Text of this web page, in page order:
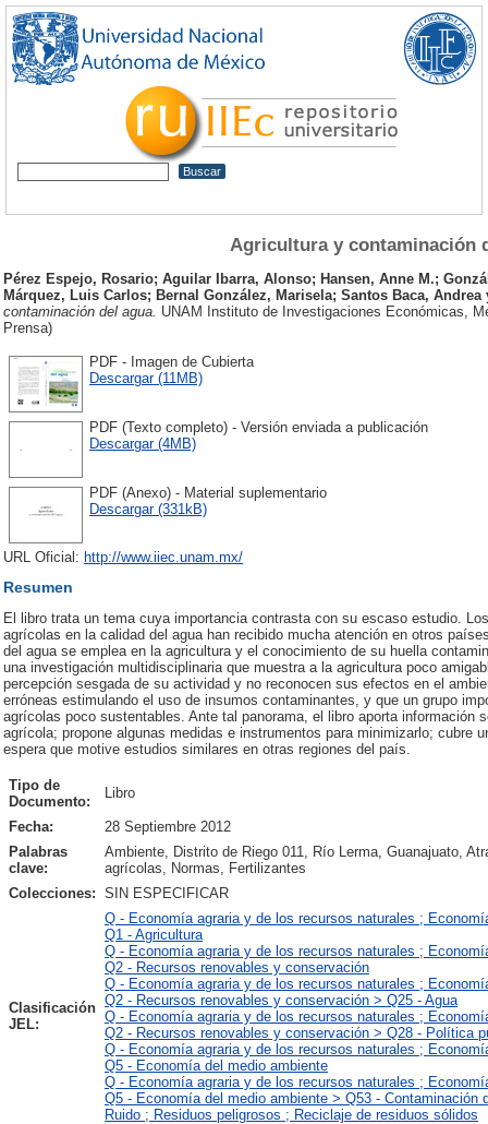
Agricultura y contaminación
Pérez Espejo, Rosario; Aguilar Ibarra, Alonso; Hansen, Anne M.;
Márquez, Luis Carlos; Bernal González, Marisela; Santos Baca, Andrea
contaminación del agua. UNAM Instituto de Investigaciones Económicas,
Prensa)
PDF - Imagen de Cubierta
Descargar (11MB)
PDF (Texto completo) - Versión enviada a publicación
Descargar (4MB)
PDF (Anexo) - Material suplementario
Descargar (331kB)
URL Oficial: http://www.iiec.unam.mx/
Resumen
El libro trata un tema cuya importancia contrasta con su escaso estudio.
agrícolas en la calidad del agua han recibido mucha atención en otros
del agua se emplea en la agricultura y el conocimiento de su huella
una investigación multidisciplinaria que muestra a la agricultura poco
percepción sesgada de su actividad y no reconocen sus efectos en el
erróneas estimulando el uso de insumos contaminantes, y que un grupo
agrícolas poco sustentables. Ante tal panorama, el libro aporta información
agrícola; propone algunas medidas e instrumentos para minimizarlo; cubre
espera que motive estudios similares en otras regiones del país.
Tipo de
Documento:
Libro
Fecha:
28 Septiembre 2012
Palabras
clave:
Ambiente, Distrito de Riego 011, Río Lerma, Guanajuato,
agrícolas, Normas, Fertilizantes
Colecciones: SIN ESPECIFICAR
Clasificación
JEL:
Q - Economía agraria y de los recursos naturales ;
Q1 - Agricultura
Q - Economía agraria y de los recursos naturales ;
Q2 - Recursos renovables y conservación
Q - Economía agraria y de los recursos naturales ;
Q2 - Recursos renovables y conservación > Q25 - Agua
Q - Economía agraria y de los recursos naturales ;
Q2 - Recursos renovables y conservación > Q28 - Política
Q - Economía agraria y de los recursos naturales ;
Q5 - Economía del medio ambiente
Q - Economía agraria y de los recursos naturales ;
Q5 - Economía del medio ambiente > Q53 - Contaminación
Ruido ; Residuos peligrosos ; Reciclaje de residuos sólidos